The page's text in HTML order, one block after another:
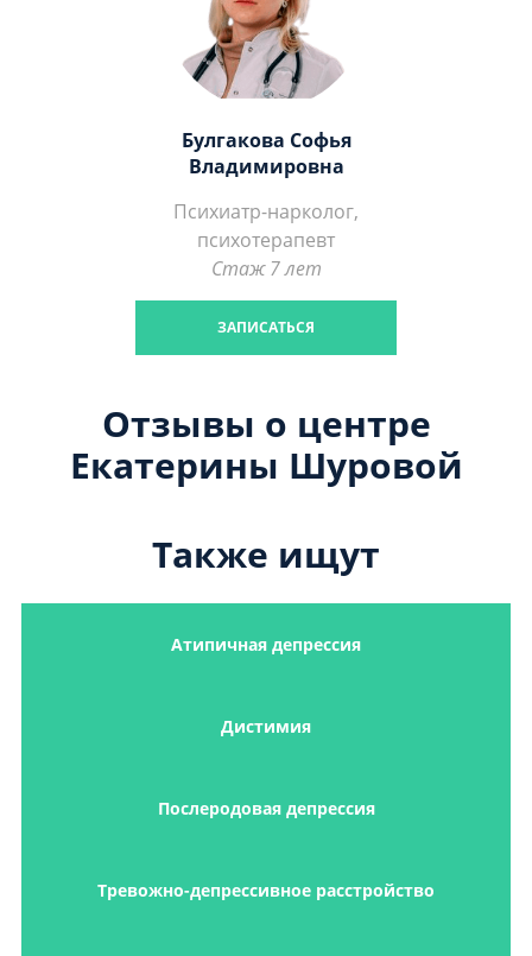
Булгакова Софья
Владимировна
Психиатр-нарколог,
психотерапевт
Стаж 7 лет
ЗАПИСАТЬСЯ
Отзывы о центре
Екатерины Шуровой
Также ищут
Атипичная депрессия
Дистимия
Послеродовая депрессия
Тревожно-депрессивное расстройство